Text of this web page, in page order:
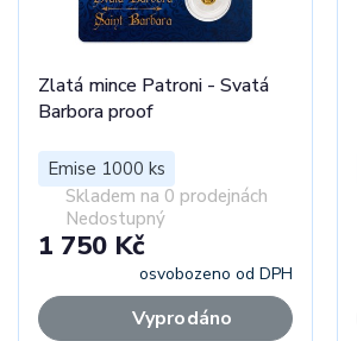
Zlatá mince Patroni - Svatá
Barbora proof
Emise 1000 ks
Skladem na 0 prodejnách
Nedostupný
1 750 Kč
osvobozeno od DPH
Vyprodáno